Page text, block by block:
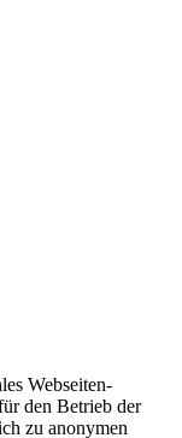
Webseiten-
den Betrieb der
zu anonymen